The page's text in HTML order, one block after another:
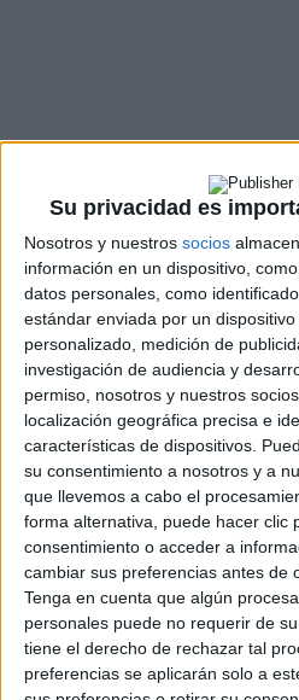
Su privacidad es
Nosotros y nuestros socios
información en un dispositivo,
datos personales, como
estándar enviada por un
personalizado, medición de
investigación de audiencia y
permiso, nosotros y nuestros
localización geográfica precisa e
características de dispositivos.
su consentimiento a nosotros y a
que llevemos a cabo el
forma alternativa, puede hacer clic
consentimiento o acceder a
cambiar sus preferencias antes de
Tenga en cuenta que algún
personales puede no requerir de
tiene el derecho de rechazar tal
preferencias se aplicarán solo a